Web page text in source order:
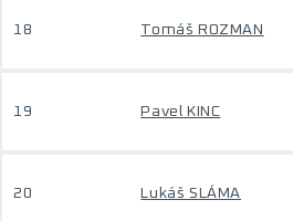
18 Tomáš ROZMAN
19 Pavel KINC
20 Lukáš SLÁMA